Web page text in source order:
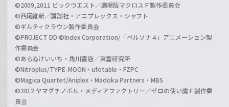
©2009,2011 ビックウエスト／劇場版マクロスＦ製作委員会
©西尾維新／講談社・アニプレックス・シャフト
©ギルティクラウン製作委員会
©PROJECT DD ©Index Corporation/「ペルソナ４」アニメーション製
作委員会
©あらゐけいいち・角川書店／東雲研究所
©Nitroplus/TYPE-MOON・ufotable・FZPC
©Magica Quartet/Aniplex・Madoka Partners・MBS
©2012 ヤマグチノボル・メディアファクトリー／ゼロの使い魔Ｆ製作委
員会